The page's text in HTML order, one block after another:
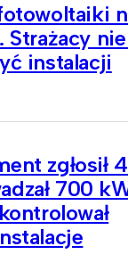
Strażacy
instalacji
zgłosił
700